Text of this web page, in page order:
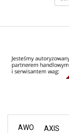
AWO AXIS